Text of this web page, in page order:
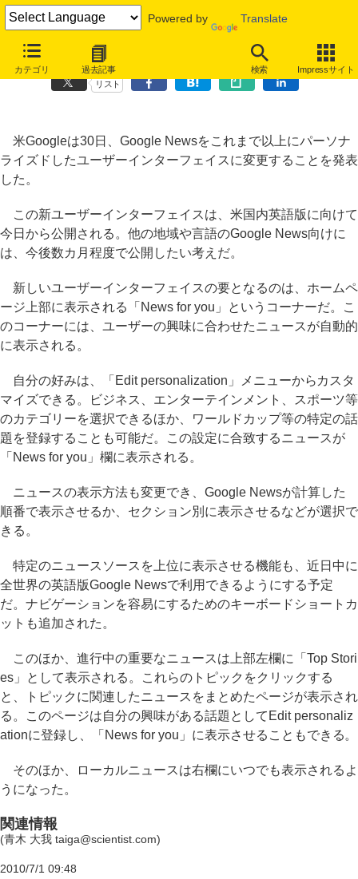
Powered by Translate
カテゴリ 過去記事 検索 Impressサイト
Google Newsが「あなたのためのニュース」を自動表示～新UIを発表
リスト
米Googleは30日、Google Newsをこれまで以上にパーソナ
ライズドしたユーザーインターフェイスに変更することを発表
した。
この新ユーザーインターフェイスは、米国内英語版に向けて
今日から公開される。他の地域や言語のGoogle News向けに
は、今後数カ月程度で公開したい考えだ。
新しいユーザーインターフェイスの要となるのは、ホームペ
ージ上部に表示される「News for you」というコーナーだ。こ
のコーナーには、ユーザーの興味に合わせたニュースが自動的
に表示される。
自分の好みは、「Edit personalization」メニューからカスタ
マイズできる。ビジネス、エンターテインメント、スポーツ等
のカテゴリーを選択できるほか、ワールドカップ等の特定の話
題を登録することも可能だ。この設定に合致するニュースが
「News for you」欄に表示される。
ニュースの表示方法も変更でき、Google Newsが計算した
順番で表示させるか、セクション別に表示させるなどが選択で
きる。
特定のニュースソースを上位に表示させる機能も、近日中に
全世界の英語版Google Newsで利用できるようにする予定
だ。ナビゲーションを容易にするためのキーボードショートカ
ットも追加された。
このほか、進行中の重要なニュースは上部左欄に「Top Stori
es」として表示される。これらのトピックをクリックする
と、トピックに関連したニュースをまとめたページが表示され
る。このページは自分の興味がある話題としてEdit personaliz
ationに登録し、「News for you」に表示させることもできる。
そのほか、ローカルニュースは右欄にいつでも表示されるよ
うになった。
関連情報
(青木 大我 taiga@scientist.com)
2010/7/1 09:48